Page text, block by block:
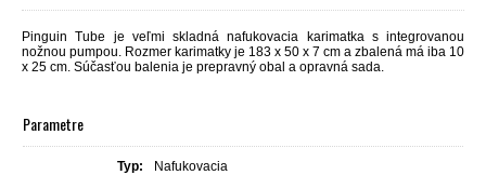
Pinguin Tube je veľmi skladná nafukovacia karimatka s integrovanou
nožnou pumpou. Rozmer karimatky je 183 x 50 x 7 cm a zbalená má iba 10
x 25 cm. Súčasťou balenia je prepravný obal a opravná sada.
Parametre
Typ: Nafukovacia